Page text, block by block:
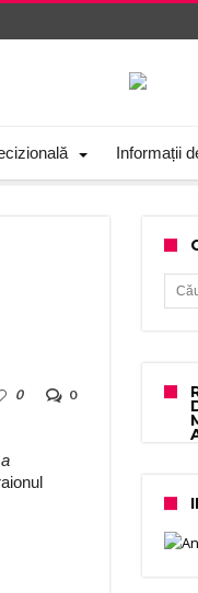
Informații
0
0
Caută